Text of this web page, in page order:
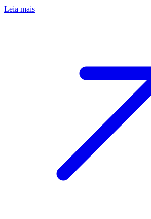
Leia mais